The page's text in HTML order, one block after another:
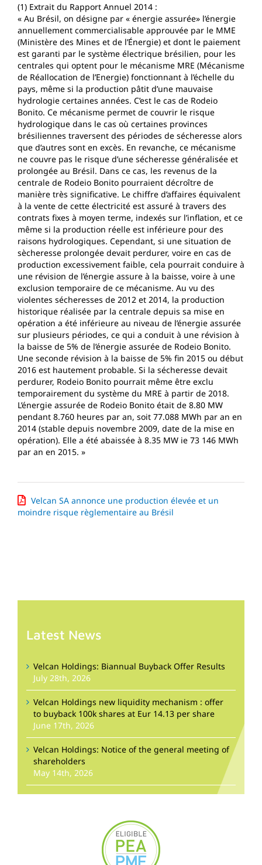
(1) Extrait du Rapport Annuel 2014 :
« Au Brésil, on désigne par « énergie assurée» l’énergie
annuellement commercialisable approuvée par le MME
(Ministère des Mines et de l’Énergie) et dont le paiement
est garanti par le système électrique brésilien, pour les
centrales qui optent pour le mécanisme MRE (Mécanisme
de Réallocation de l’Energie) fonctionnant à l’échelle du
pays, même si la production pâtit d’une mauvaise
hydrologie certaines années. C’est le cas de Rodeio
Bonito. Ce mécanisme permet de couvrir le risque
hydrologique dans le cas où certaines provinces
brésiliennes traversent des périodes de sécheresse alors
que d’autres sont en excès. En revanche, ce mécanisme
ne couvre pas le risque d’une sécheresse généralisée et
prolongée au Brésil. Dans ce cas, les revenus de la
centrale de Rodeio Bonito pourraient décroître de
manière très significative. Le chiffre d’affaires équivalent
à la vente de cette électricité est assuré à travers des
contrats fixes à moyen terme, indexés sur l’inflation, et ce
même si la production réelle est inférieure pour des
raisons hydrologiques. Cependant, si une situation de
sècheresse prolongée devait perdurer, voire en cas de
production excessivement faible, cela pourrait conduire à
une révision de l’énergie assure à la baisse, voire à une
exclusion temporaire de ce mécanisme. Au vu des
violentes sécheresses de 2012 et 2014, la production
historique réalisée par la centrale depuis sa mise en
opération a été inférieure au niveau de l’énergie assurée
sur plusieurs périodes, ce qui a conduit à une révision à
la baisse de 5% de l’énergie assurée de Rodeio Bonito.
Une seconde révision à la baisse de 5% fin 2015 ou début
2016 est hautement probable. Si la sécheresse devait
perdurer, Rodeio Bonito pourrait même être exclu
temporairement du système du MRE à partir de 2018.
L’énergie assurée de Rodeio Bonito était de 8.80 MW
pendant 8.760 heures par an, soit 77.088 MWh par an en
2014 (stable depuis novembre 2009, date de la mise en
opération). Elle a été abaissée à 8.35 MW ie 73 146 MWh
par an en 2015. »
Velcan SA annonce une production élevée et un
moindre risque règlementaire au Brésil
Latest News
Velcan Holdings: Biannual Buyback Offer Results
July 28th, 2026
Velcan Holdings new liquidity mechanism : offer
to buyback 100k shares at Eur 14.13 per share
June 17th, 2026
Velcan Holdings: Notice of the general meeting of
shareholders
May 14th, 2026